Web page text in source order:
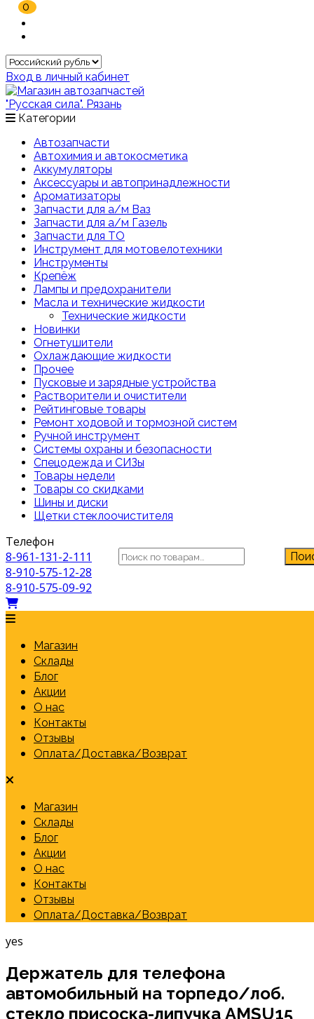
Вход в личный кабинет
Категории
Автозапчасти
Автохимия и автокосметика
Аккумуляторы
Аксессуары и автопринадлежности
Ароматизаторы
Запчасти для а/м Ваз
Запчасти для а/м Газель
Запчасти для ТО
Инструмент для мотовелотехники
Инструменты
Крепёж
Лампы и предохранители
Масла и технические жидкости
Технические жидкости
Новинки
Огнетушители
Охлаждающие жидкости
Прочее
Пусковые и зарядные устройства
Растворители и очистители
Рейтинговые товары
Ремонт ходовой и тормозной систем
Ручной инструмент
Системы охраны и безопасности
Спецодежда и СИЗы
Товары недели
Товары со скидками
Шины и диски
Щетки стеклоочистителя
Искать:
Телефон
8-961-131-2-111
8-910-575-12-28
8-910-575-09-92
0
Магазин
Склады
Блог
Акции
О нас
Контакты
Отзывы
Оплата/Доставка/Возврат
Магазин
Склады
Блог
Акции
О нас
Контакты
Отзывы
Оплата/Доставка/Возврат
yes
Держатель для телефона
автомобильный на торпедо/лоб.
стекло присоска-липучка AMSU15